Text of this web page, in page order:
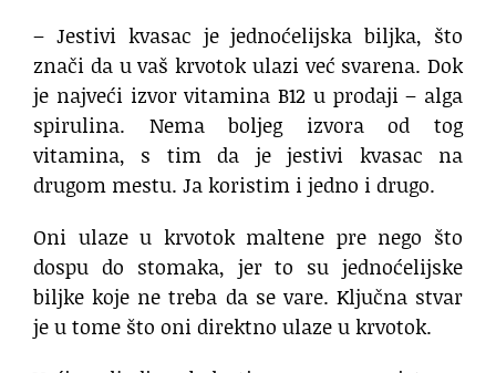
– Jestivi kvasac je jednoćelijska biljka, što
znači da u vaš krvotok ulazi već svarena. Dok
je najveći izvor vitamina B12 u prodaji – alga
spirulina. Nema boljeg izvora od tog
vitamina, s tim da je jestivi kvasac na
drugom mestu. Ja koristim i jedno i drugo.
Oni ulaze u krvotok maltene pre nego što
dospu do stomaka, jer to su jednoćelijske
biljke koje ne treba da se vare. Ključna stvar
je u tome što oni direktno ulaze u krvotok.